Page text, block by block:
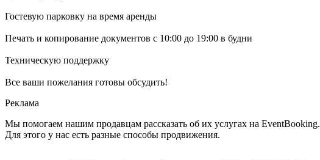
Гостевую парковку на время аренды
Печать и копирование документов с 10:00 до 19:00 в будни
Техническую поддержку
Все ваши пожелания готовы обсудить!
Реклама
Мы помогаем нашим продавцам рассказать об их услугах на EventBooking.
Для этого у нас есть разные способы продвижения.